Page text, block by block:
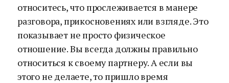
относитесь, что прослеживается в манере
разговора, прикосновениях или взгляде. Это
показывает не просто физическое
отношение. Вы всегда должны правильно
относиться к своему партнеру. А если вы
этого не делаете, то пришло время